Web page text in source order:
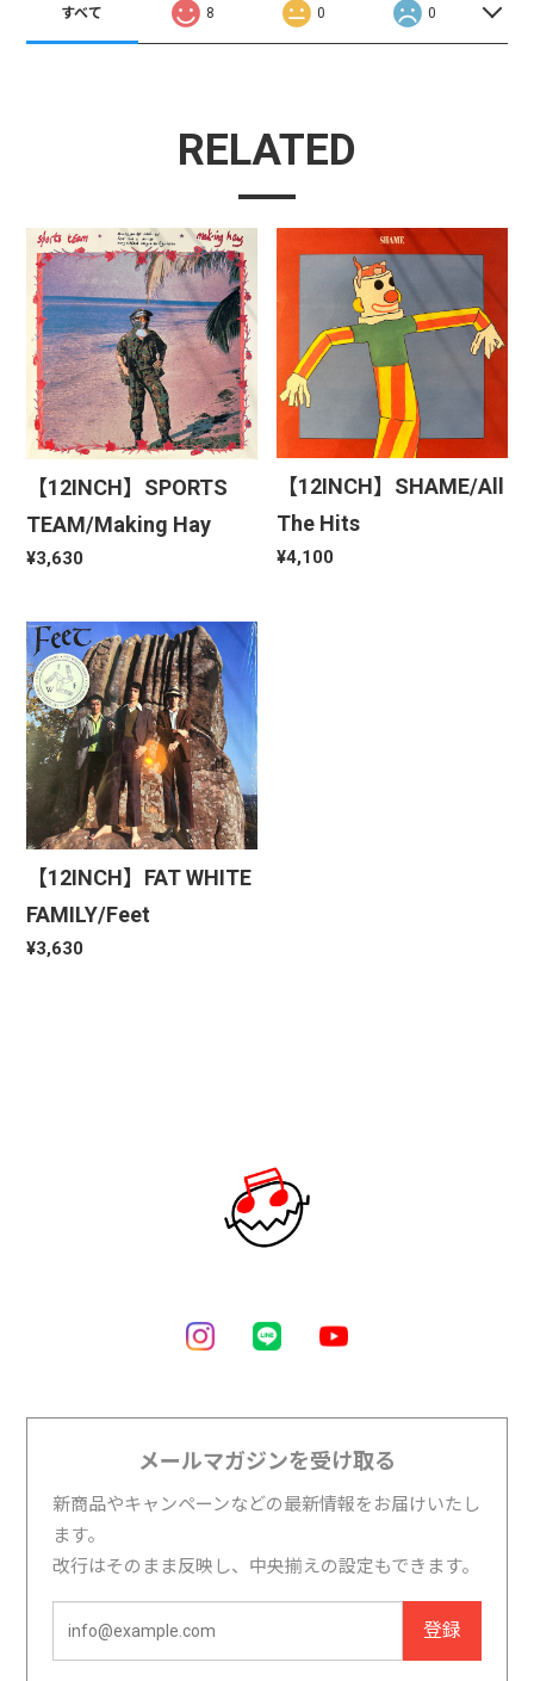
すべて 8 0 0
RELATED
【12INCH】SPORTS
TEAM/Making Hay
¥3,630
【12INCH】SHAME/All
The Hits
¥4,100
【12INCH】FAT WHITE
FAMILY/Feet
¥3,630
メールマガジンを受け取る
新商品やキャンペーンなどの最新情報をお届けいたし
ます。
改行はそのまま反映し、中央揃えの設定もできます。
登録